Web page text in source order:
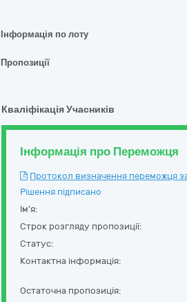
Інформація по лоту
Пропозиції
Кваліфікація Учасників
Інформація про Переможця
Протокол визначення переможця
Рішення підписано
Ім'я:
Строк розгляду пропозиції:
Статус:
Контактна інформація:
Остаточна пропозиція: